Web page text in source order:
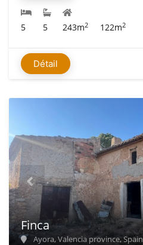
5 5 243m2 122m2
Détail
Finca
Ayora, Valencia province, Spain